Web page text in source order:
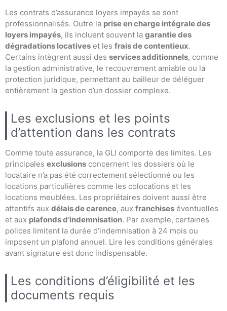
Les contrats d’assurance loyers impayés se sont
professionnalisés. Outre la prise en charge intégrale des
loyers impayés, ils incluent souvent la garantie des
dégradations locatives et les frais de contentieux.
Certains intègrent aussi des services additionnels, comme
la gestion administrative, le recouvrement amiable ou la
protection juridique, permettant au bailleur de déléguer
entièrement la gestion d’un dossier complexe.
Les exclusions et les points
d’attention dans les contrats
Comme toute assurance, la GLI comporte des limites. Les
principales exclusions concernent les dossiers où le
locataire n’a pas été correctement sélectionné ou les
locations particulières comme les colocations et les
locations meublées. Les propriétaires doivent aussi être
attentifs aux délais de carence, aux franchises éventuelles
et aux plafonds d’indemnisation. Par exemple, certaines
polices limitent la durée d’indemnisation à 24 mois ou
imposent un plafond annuel. Lire les conditions générales
avant signature est donc indispensable.
Les conditions d’éligibilité et les
documents requis